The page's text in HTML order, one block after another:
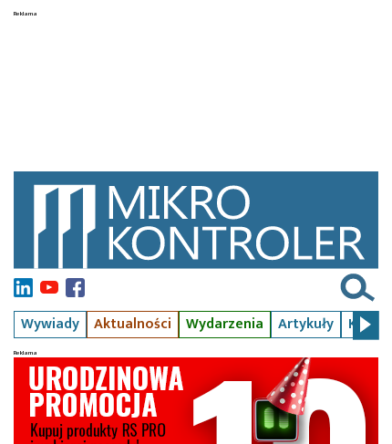
Wywiady Aktualności Wydarzenia Artykuły Kursy